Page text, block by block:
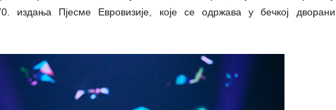
издања Пјесме Евровизије, које се одржава у бечкој дворани